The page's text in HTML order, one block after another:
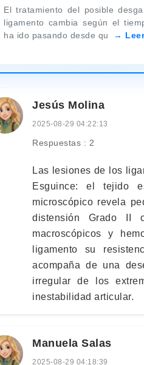
El tratamiento del posible
ligamento cambia según el
ha ido pasando desde qu
Jesús Molina
2025-08-29 04:22:13
Respuestas : 2
Las lesiones de los
Esguince: el tejido
microscópico revela
distensión Grado II
macroscópicos y
ligamento su
acompaña de una
irregular de los
inestabilidad articular.
Manuela Salas
2025-08-29 04:18:39